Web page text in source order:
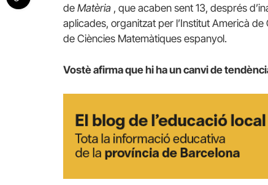
de Matèria , que acaben sent 13, després
aplicades, organitzat per l’Institut Americà de
de Ciències Matemàtiques espanyol.
Vostè afirma que hi ha un canvi de